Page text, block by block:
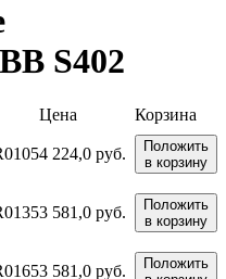
S402
Цена
Корзина
4 224,0 руб.
Положить
в корзину
3 581,0 руб.
Положить
в корзину
3 581,0 руб.
Положить